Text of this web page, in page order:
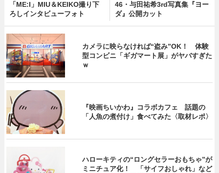
「ME:I」MIU＆KEIKO撮り下
ろしインタビューフォト
46・与田祐希3rd写真集『ヨー
ダ』公開カット
カメラに映らなければ“盗み”OK！ 体験
型コンビニ「ギガマート展」がヤバすぎた
ｗ
『映画ちいかわ』コラボカフェ 話題の
「人魚の煮付け」食べてみた〈取材レポ〉
ハローキティの“ロングセラーおもちゃ”が
ミニチュア化！ 「サイフおしゃれ」など